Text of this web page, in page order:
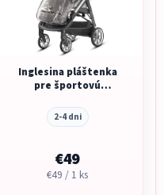
Inglesina pláštenka
pre športovú
2-4 dni
€49
Jednotková
€49 / 1 ks